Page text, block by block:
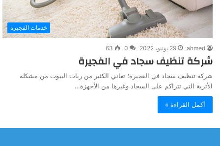
خدمات الفجيرة
ahmed 29 يونيو، 2022 0
63
شركة تنظيف سجاد في الفجيرة
شركة تنظيف سجاد في الفجيرة؛ تعاني الكثير من ربات البيوت من مشكلة
الأتربة التي تتراكم على السجاد وغيرها من الأجهزة…
أكمل القراءة »